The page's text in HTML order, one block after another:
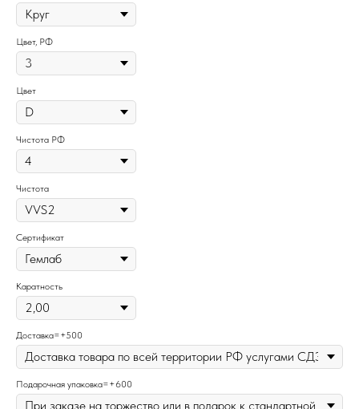
Цвет, РФ
Цвет
Чистота РФ
Чистота
Сертификат
Каратность
Доставка=+500
Подарочная упаковка=+600